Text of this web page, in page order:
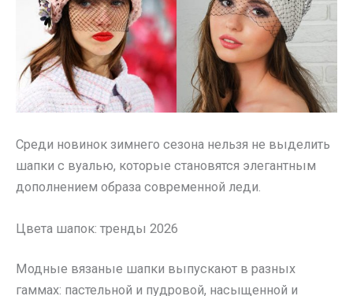
Среди новинок зимнего сезона нельзя не выделить
шапки с вуалью, которые становятся элегантным
дополнением образа современной леди.
Цвета шапок: тренды 2026
Модные вязаные шапки выпускают в разных
гаммах: пастельной и пудровой, насыщенной и